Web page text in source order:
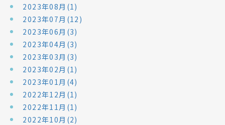
2023年08月(1)
2023年07月(12)
2023年06月(3)
2023年04月(3)
2023年03月(3)
2023年02月(1)
2023年01月(4)
2022年12月(1)
2022年11月(1)
2022年10月(2)